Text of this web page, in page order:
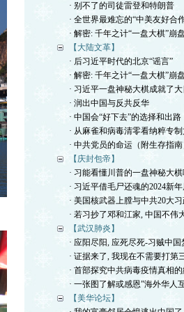
· 别不了的司徒雷登和特朗普
· 全世界最难忘的“中美友好合
· 解密: 千年之计“一盘大棋”崩
【大陆文革】
· 后习近平时代的北京“谣言”
· 解密: 千年之计“一盘大棋”崩
· 习近平一盘神秘大棋成就了
· 润出中国与反共反华
· 中国会“好下去”的选择和出路
· 从麻雀和病毒清零看纳粹专
· 中共党员的命运（附生存指南
【庆封包帝】
· 习能看懂川普的一盘神秘大棋
· 习近平借毛尸还魂的2024新
· 美国核武器上膛与中共20大
· 若习抄了邓和江家, 中国不伟
【武汉肺炎】
· 应阳尽阳, 应死尽死-习贼中国
· 证据来了, 我现在不需要打第
· 首部探究中共病毒疫情真相
· 一张图了解或感恩”海外华人
【美华论坛】